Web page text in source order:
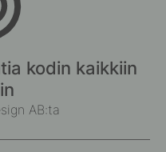
kodin kaikkiin
AB:ta